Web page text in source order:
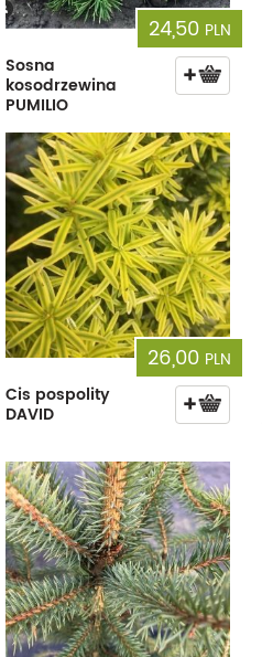
24,50 PLN
Sosna
kosodrzewina
PUMILIO
26,00 PLN
Cis pospolity
DAVID